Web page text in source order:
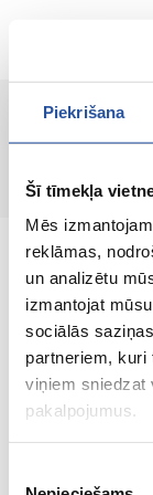
Piekrišana
Šī tīmekļa
Mēs
reklāmas,
un analizētu
izmantojat
sociālās
partneriem,
viņiem sniedzat
pakalpojumus.
Veebipoodi
toodetega,
peamine
Koik